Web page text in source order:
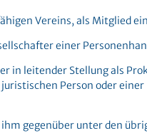
Vereins, als Mitglied
einer
in leitender Stellung als
Person oder einer
gegenüber unter den